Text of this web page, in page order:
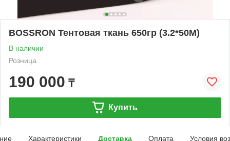
BOSSRON Тентовая ткань 650гр (3.2*50M)
В наличии
Розница
190 000 ₸
Купить
Характеристики Доставка Оплата Условия